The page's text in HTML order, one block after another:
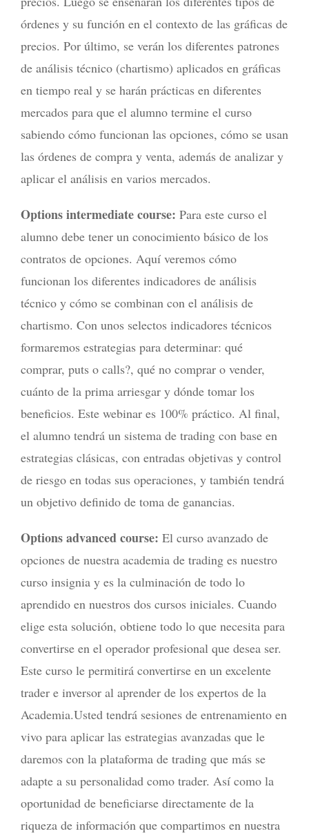
órdenes y su función en el contexto de las gráficas de
precios. Por último, se verán los diferentes patrones
de análisis técnico (chartismo) aplicados en gráficas
en tiempo real y se harán prácticas en diferentes
mercados para que el alumno termine el curso
sabiendo cómo funcionan las opciones, cómo se usan
las órdenes de compra y venta, además de analizar y
aplicar el análisis en varios mercados.
Options intermediate course: Para este curso el
alumno debe tener un conocimiento básico de los
contratos de opciones. Aquí veremos cómo
funcionan los diferentes indicadores de análisis
técnico y cómo se combinan con el análisis de
chartismo. Con unos selectos indicadores técnicos
formaremos estrategias para determinar: qué
comprar, puts o calls?, qué no comprar o vender,
cuánto de la prima arriesgar y dónde tomar los
beneficios. Este webinar es 100% práctico. Al final,
el alumno tendrá un sistema de trading con base en
estrategias clásicas, con entradas objetivas y control
de riesgo en todas sus operaciones, y también tendrá
un objetivo definido de toma de ganancias.
Options advanced course: El curso avanzado de
opciones de nuestra academia de trading es nuestro
curso insignia y es la culminación de todo lo
aprendido en nuestros dos cursos iniciales. Cuando
elige esta solución, obtiene todo lo que necesita para
convertirse en el operador profesional que desea ser.
Este curso le permitirá convertirse en un excelente
trader e inversor al aprender de los expertos de la
Academia.Usted tendrá sesiones de entrenamiento en
vivo para aplicar las estrategias avanzadas que le
daremos con la plataforma de trading que más se
adapte a su personalidad como trader. Así como la
oportunidad de beneficiarse directamente de la
riqueza de información que compartimos en nuestra